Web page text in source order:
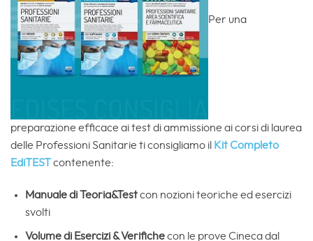
Per una
preparazione efficace ai test di ammissione ai corsi di laurea
delle Professioni Sanitarie ti consigliamo il Kit Completo
EdiTESTcontenente:
Manuale di Teoria&Testcon nozioni teoriche ed esercizi
svolti
Volume di Esercizi & Verifichecon le prove Cineca dal